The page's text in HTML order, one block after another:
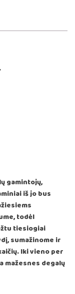
gamintojų,
iš jo bus
todėl
tiesiogiai
sumažinome ir
Iki vieno per
mažesnes degalų